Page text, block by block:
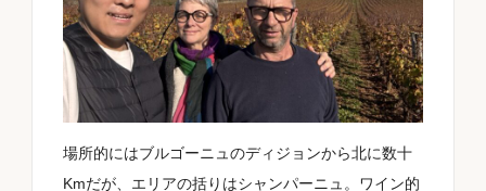
場所的にはブルゴーニュのディジョンから北に数十
Kmだが、エリアの括りはシャンパーニュ。ワイン的